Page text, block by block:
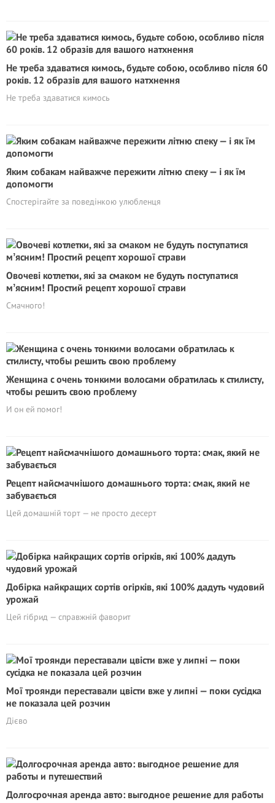
Не треба здаватися кимось, будьте собою, особливо після 60
років. 12 образів для вашого натхнення
Не треба здаватися кимось
Яким собакам найважче пережити літню спеку — і як їм
допомогти
Спостерігайте за поведінкою улюбленця
Овочеві котлетки, які за смаком не будуть поступатися
мʼясним! Простий рецепт хорошої страви
Смачного!
Женщина с очень тонкими волосами обратилась к стилисту,
чтобы решить свою проблему
И он ей помог!
Рецепт найсмачнішого домашнього торта: смак, який не
забувається
Цей домашній торт — не просто десерт
Добірка найкращих сортів огірків, які 100% дадуть чудовий
урожай
Цей гібрид — справжній фаворит
Мої троянди переставали цвісти вже у липні — поки сусідка
не показала цей розчин
Дієво
Долгосрочная аренда авто: выгодное решение для работы